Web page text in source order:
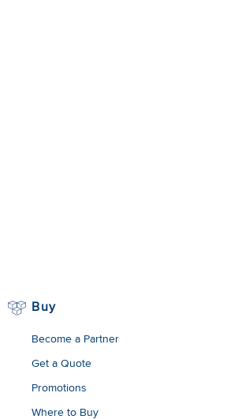
Buy
Become a Partner
Get a Quote
Promotions
Where to Buy